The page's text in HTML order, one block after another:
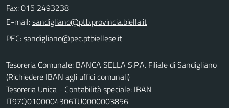
Fax: 015 2493238
E-mail:
PEC:
Tesoreria Comunale: BANCA SELLA S.P.A. Filiale di Sandigliano
(Richiedere IBAN agli uffici comunali)
Tesoreria Unica - Contabilità speciale: IBAN
IT97Q0100004306TU0000003856